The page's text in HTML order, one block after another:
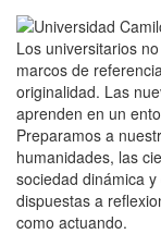
Los universitarios
marcos de
originalidad. Las
aprenden en un
Preparamos a
humanidades, las
sociedad dinámica
dispuestas a
como actuando.